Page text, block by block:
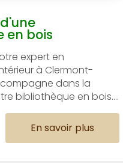
en bois
expert en
à Clermont-
dans la
bibliothèque en bois....
En savoir plus